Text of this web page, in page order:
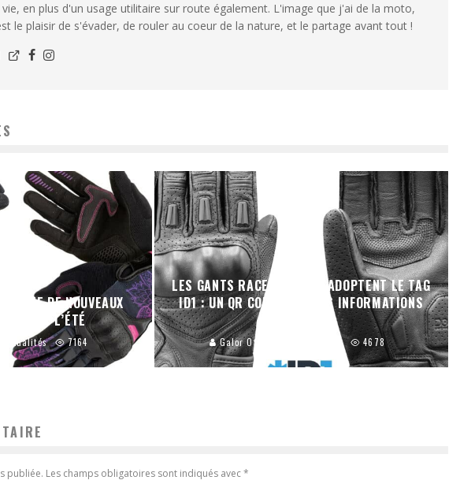
vie, en plus d'un usage utilitaire sur route également. L'image que j'ai de la moto,
le plaisir de s'évader, de rouler au coeur de la nature, et le partage avant tout !
DE NOUVEAUX
POUR L’ÉTÉ
Actualités 7164
LES GANTS RACER SPRINT ADOPTENT LE TAG
ID1 : UN QR CODE AVEC VOS INFORMATIONS
Galor Offroad Actualités 4678
publiée. Les champs obligatoires sont indiqués avec*